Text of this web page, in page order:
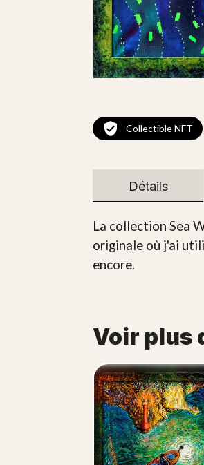
Collectible NFT
Détails
La collection Sea
originale où j'ai
encore.
Voir plus